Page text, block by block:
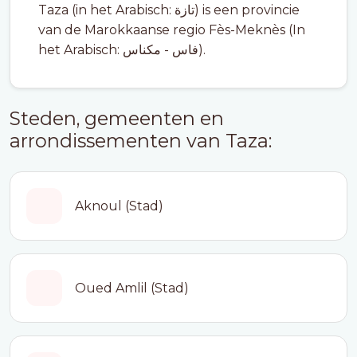
Taza (in het Arabisch: تازة) is een provincie
van de Marokkaanse regio Fès-Meknès (In
het Arabisch: فاس - مكناس).
Steden, gemeenten en
arrondissementen van Taza:
Aknoul (Stad)
Oued Amlil (Stad)